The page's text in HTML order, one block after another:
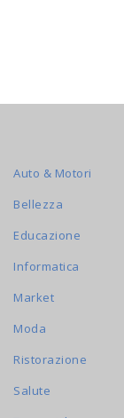
Auto & Motori
Bellezza
Educazione
Informatica
Market
Moda
Ristorazione
Salute